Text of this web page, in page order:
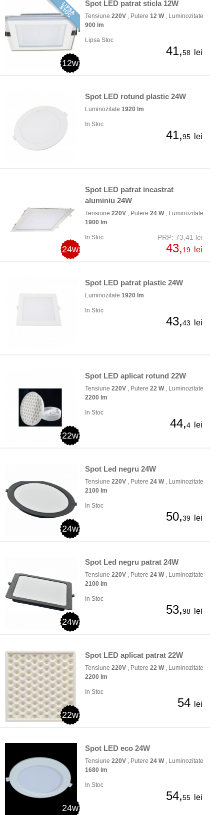
12w
Spot LED patrat sticla 12W
Tensiune 220V , Putere 12 W, Luminozitate
900 lm
Lipsa Stoc
41,58 lei
Spot LED rotund plastic 24W
Luminozitate 1920 lm
In Stoc
41,95 lei
24w
Spot LED patrat incastrat
aluminiu 24W
Tensiune 220V , Putere 24 W, Luminozitate
1900 lm
In Stoc PRP: 73,41 lei
43,19 lei
Spot LED patrat plastic 24W
Luminozitate 1920 lm
In Stoc
43,43 lei
22w
Spot LED aplicat rotund 22W
Tensiune 220V , Putere 22 W, Luminozitate
2200 lm
In Stoc
44,4 lei
24w
Spot Led negru 24W
Tensiune 220V , Putere 24 W, Luminozitate
2100 lm
In Stoc
50,39 lei
24w
Spot Led negru patrat 24W
Tensiune 220V , Putere 24 W, Luminozitate
2100 lm
In Stoc
53,98 lei
22w
Spot LED aplicat patrat 22W
Tensiune 220V , Putere 22 W, Luminozitate
2200 lm
In Stoc
54 lei
24w
Spot LED eco 24W
Tensiune 220V , Putere 24 W, Luminozitate
1680 lm
In Stoc
54,55 lei